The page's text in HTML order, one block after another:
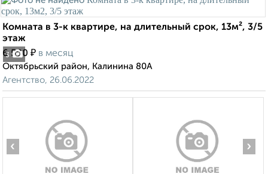
3
Комната в 3-к квартире, на длительный срок, 13м², 3/5
этаж
6 500 ₽ в месяц
Октябрьский район, Калинина 80А
Агентство, 26.06.2022
‹ ›